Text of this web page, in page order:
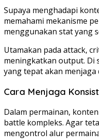
Supaya menghadapi
memahami mekanisme
menggunakan stat yang
Utamakan pada attack,
meningkatkan output. Di
yang tepat akan
Cara Menjaga
Dalam permainan,
battle kompleks. Agar
mengontrol alur